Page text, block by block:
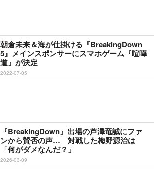
朝倉未来＆海が仕掛ける『BreakingDown
5』メインスポンサーにスマホゲーム『喧嘩
道』が決定
2022-07-05
『BreakingDown』出場の芦澤竜誠にファ
ンから賛否の声… 対戦した梅野源治は
「何がダメなんだ？」
2026-03-09